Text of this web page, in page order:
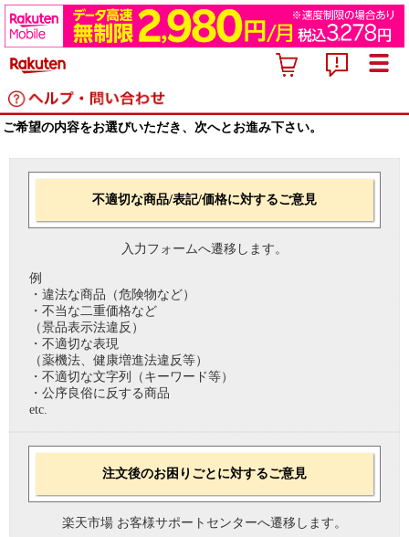
ご希望の内容をお選びいただき、次へとお進み下さい。
不適切な商品/表記/価格に対するご意見
入力フォームへ遷移します。
例
・違法な商品（危険物など）
・不当な二重価格など
（景品表示法違反）
・不適切な表現
（薬機法、健康増進法違反等）
・不適切な文字列（キーワード等）
・公序良俗に反する商品
etc.
注文後のお困りごとに対するご意見
楽天市場 お客様サポートセンターへ遷移します。